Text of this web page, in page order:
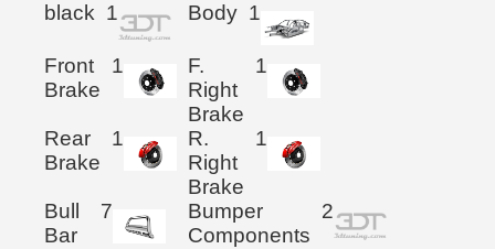
black 1 Body 1
Front
Brake
1
F.
Right
Brake
1
Rear
Brake
1
R.
Right
Brake
1
Bull
Bar
7
Bumper
Components
2